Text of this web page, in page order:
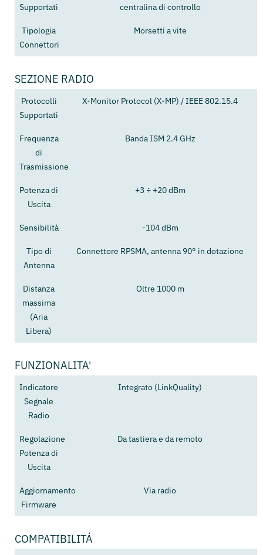
Supportati centralina di controllo
Tipologia
Connettori
Morsetti a vite
SEZIONE RADIO
Protocolli
Supportati
X-Monitor Protocol (X-MP) / IEEE 802.15.4
Frequenza
di
Trasmissione
Banda ISM 2.4 GHz
Potenza di
Uscita
+3 ÷ +20 dBm
Sensibilità -104 dBm
Tipo di
Antenna
Connettore RPSMA, antenna 90° in dotazione
Distanza
massima
(Aria
Libera)
Oltre 1000 m
FUNZIONALITA'
Indicatore
Segnale
Radio
Integrato (LinkQuality)
Regolazione
Potenza di
Uscita
Da tastiera e da remoto
Aggiornamento
Firmware
Via radio
COMPATIBILITÁ